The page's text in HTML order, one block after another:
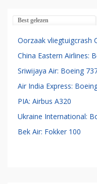
Best gelezen
Oorzaak vliegtuigcrash
China Eastern Airlines:
Sriwijaya Air: Boeing
Air India Express:
PIA: Airbus A320
Ukraine International:
Bek Air: Fokker 100